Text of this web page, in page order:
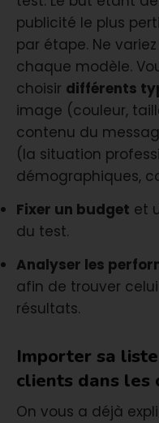
publicité le plus
par étape. Ne
chaque modèle.
choisir différents
image (couleur,
contenu du
(la situation
démographiques,
Fixer un budget et
du test.
Analyser les
afin de trouver
résultats.
Importer sa
clients dans les
On vous a déjà